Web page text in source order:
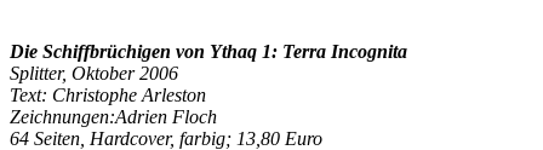
Die Schiffbrüchigen von Ythaq 1: Terra Incognita
Splitter, Oktober 2006
Text: Christophe Arleston
Zeichnungen:Adrien Floch
64 Seiten, Hardcover, farbig; 13,80 Euro